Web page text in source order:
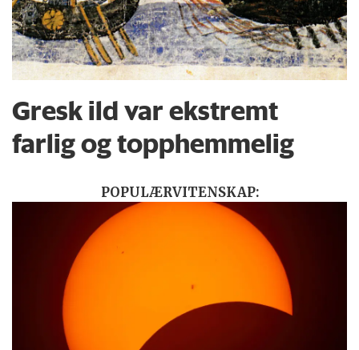
Gresk ild var ekstremt
farlig og topphemmelig
POPULÆRVITENSKAP: